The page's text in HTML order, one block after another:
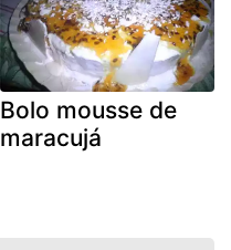
Bolo mousse de
maracujá